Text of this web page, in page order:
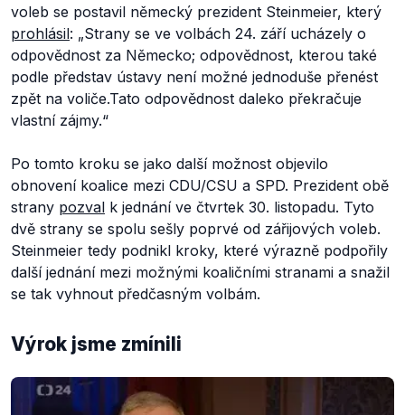
voleb se postavil německý prezident Steinmeier, který
prohlásil: „Strany se ve volbách 24. září ucházely o
odpovědnost za Německo; odpovědnost, kterou také
podle představ ústavy není možné jednoduše přenést
zpět na voliče.Tato odpovědnost daleko překračuje
vlastní zájmy.“
Po tomto kroku se jako další možnost objevilo
obnovení koalice mezi CDU/CSU a SPD. Prezident obě
strany pozval k jednání ve čtvrtek 30. listopadu. Tyto
dvě strany se spolu sešly poprvé od zářijových voleb.
Steinmeier tedy podnikl kroky, které výrazně podpořily
další jednání mezi možnými koaličními stranami a snažil
se tak vyhnout předčasným volbám.
Výrok jsme zmínili